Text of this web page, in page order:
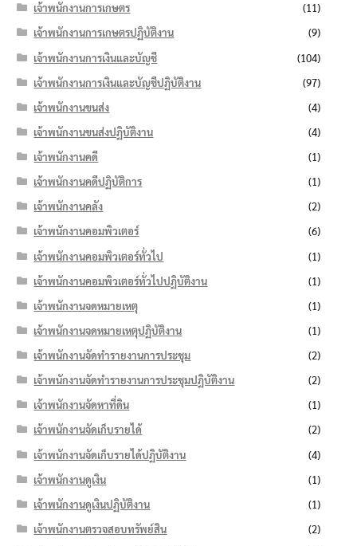
เจ้าพนักงานการเกษตร
(11)
เจ้าพนักงานการเกษตรปฏิบัติงาน
(9)
เจ้าพนักงานการเงินและบัญชี
(104)
เจ้าพนักงานการเงินและบัญชีปฏิบัติงาน
(97)
เจ้าพนักงานขนส่ง
(4)
เจ้าพนักงานขนส่งปฏิบัติงาน
(4)
เจ้าพนักงานคดี
(1)
เจ้าพนักงานคดีปฏิบัติการ
(1)
เจ้าพนักงานคลัง
(2)
เจ้าพนักงานคอมพิวเตอร์
(6)
เจ้าพนักงานคอมพิวเตอร์ทั่วไป
(1)
เจ้าพนักงานคอมพิวเตอร์ทั่วไปปฏิบัติงาน
(1)
เจ้าพนักงานจดหมายเหตุ
(1)
เจ้าพนักงานจดหมายเหตุปฏิบัติงาน
(1)
เจ้าพนักงานจัดทำรายงานการประชุม
(2)
เจ้าพนักงานจัดทำรายงานการประชุมปฏิบัติงาน
(2)
เจ้าพนักงานจัดหาที่ดิน
(1)
เจ้าพนักงานจัดเก็บรายได้
(2)
เจ้าพนักงานจัดเก็บรายได้ปฏิบัติงาน
(4)
เจ้าพนักงานดูเงิน
(1)
เจ้าพนักงานดูเงินปฏิบัติงาน
(1)
เจ้าพนักงานตรวจสอบทรัพย์สิน
(2)